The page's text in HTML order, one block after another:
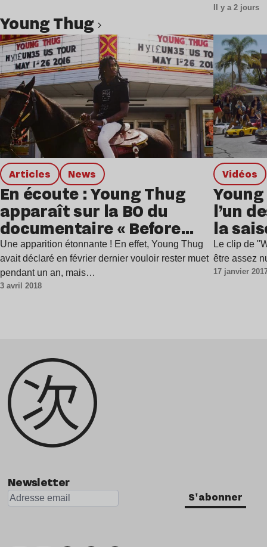
Il y a 2 jours
Young Thug
Articles news
En écoute : Young Thug
apparaît sur la BO du
documentaire « Before
Anythang : The Cash
Money Story » de Birdman
Une apparition étonnante ! En effet, Young Thug
avait déclaré en février dernier vouloir rester muet
pendant un an, mais…
3 avril 2018
Vidéos
l’un
la
Le clip de
être assez
17 janvier
Lire l’article
Newsletter
S'abonner